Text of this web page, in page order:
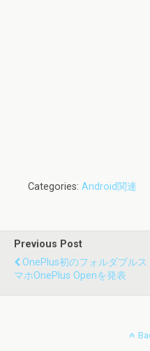
Categories: Android関連
Previous Post
OnePlus初のフォルダブルス
マホOnePlus Openを発表